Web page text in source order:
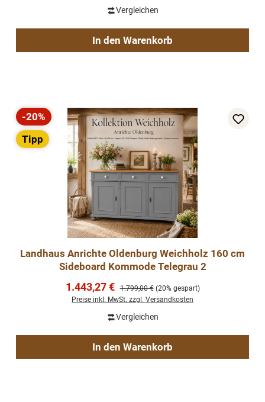
Vergleichen
In den Warenkorb
Rabatt
-20%
Tipp
Landhaus Anrichte Oldenburg Weichholz 160 cm
Sideboard Kommode Telegrau 2
Verkaufspreis:
1.443,27 € Regulärer Preis:
1.799,00 € (20% gespart)
Preise inkl. MwSt. zzgl. Versandkosten
Vergleichen
In den Warenkorb